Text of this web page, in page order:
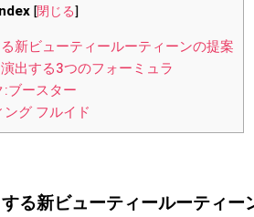
[閉じる]
新ビューティールーティーンの提案
出する3つのフォーミュラ
ブースター
グ フルイド
る新ビューティールーティー